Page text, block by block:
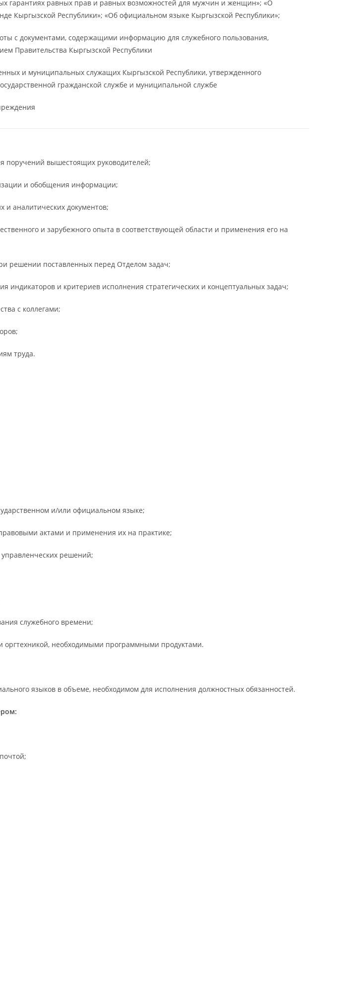
гарантиях равных прав и равных возможностей для мужчин и женщин»; «О
Кыргызской Республики»; «Об официальном языке Кыргызской Республики»;
с документами, содержащими информацию для служебного пользования,
Правительства Кыргызской Республики
и муниципальных служащих Кыргызской Республики, утвержденного
гражданской службе и муниципальной службе
поручений вышестоящих руководителей;
и обобщения информации;
и аналитических документов;
и зарубежного опыта в соответствующей области и применения его на
решении поставленных перед Отделом задач;
индикаторов и критериев исполнения стратегических и концептуальных задач;
с коллегами;
труда.
и/или официальном языке;
актами и применения их на практике;
решений;
служебного времени;
необходимыми программными продуктами.
языков в объеме, необходимом для исполнения должностных обязанностей.